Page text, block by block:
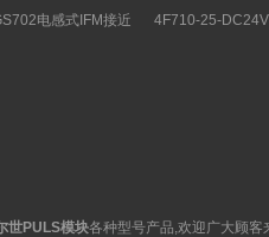
特点及功能
构分析
电感式IFM接近
4F710-25-
世PULS模块各种型号产品,欢迎广大顾客